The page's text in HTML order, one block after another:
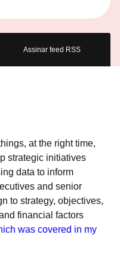
Assinar feed RSS
at the right time,
strategic initiatives
data to inform
and senior
to strategy, objectives,
financial factors
was covered in my